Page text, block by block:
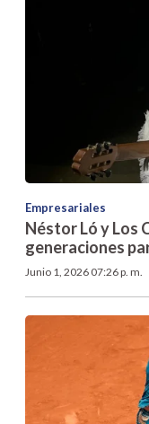
Empresariales
Néstor Ló y Los
generaciones
Junio 1, 2026 07:26 p. m.